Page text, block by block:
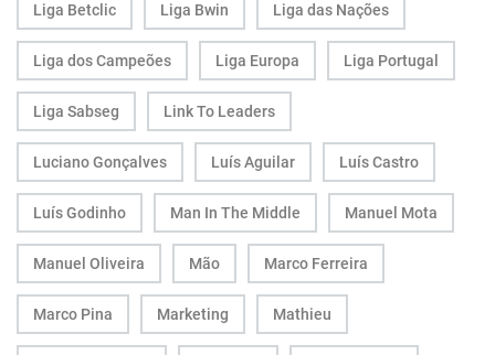
Liga Betclic Liga Bwin Liga das Nações
Liga dos Campeões Liga Europa Liga Portugal
Liga Sabseg Link To Leaders
Luciano Gonçalves Luís Aguilar Luís Castro
Luís Godinho Man In The Middle Manuel Mota
Manuel Oliveira Mão Marco Ferreira
Marco Pina Marketing Mathieu